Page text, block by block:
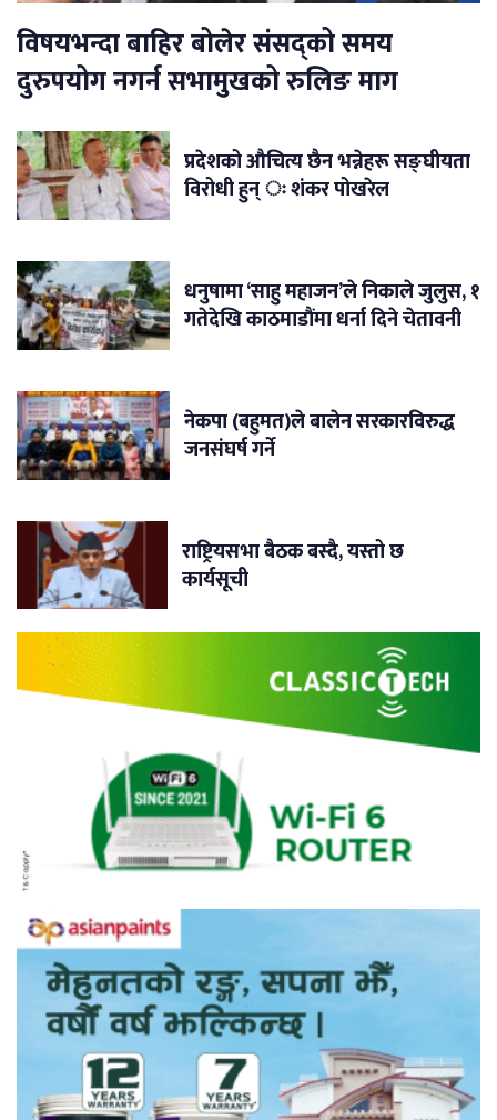
विषयभन्दा बाहिर बोलेर संसद्को समय
दुरुपयोग नगर्न सभामुखको रुलिङ माग
प्रदेशको औचित्य छैन भन्नेहरू सङ्घीयता
विरोधी हुन् ः शंकर पोखरेल
धनुषामा ‘साहु महाजन’ले निकाले जुलुस, १
गतेदेखि काठमाडौंमा धर्ना दिने चेतावनी
नेकपा (बहुमत)ले बालेन सरकारविरुद्ध
जनसंघर्ष गर्ने
राष्ट्रियसभा बैठक बस्दै, यस्तो छ
कार्यसूची